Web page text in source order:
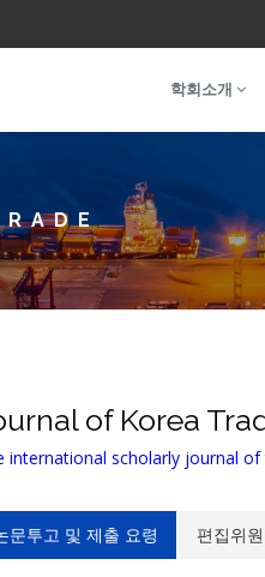
학회소개
of Korea
international scholarly journal
문투고 및 제출 요령 편집위